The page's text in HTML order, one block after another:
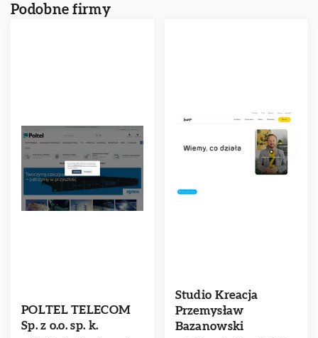
Podobne firmy
POLTEL TELECOM
Sp. z o.o. sp. k.
Studio Kreacja
Przemysław
Bazanowski